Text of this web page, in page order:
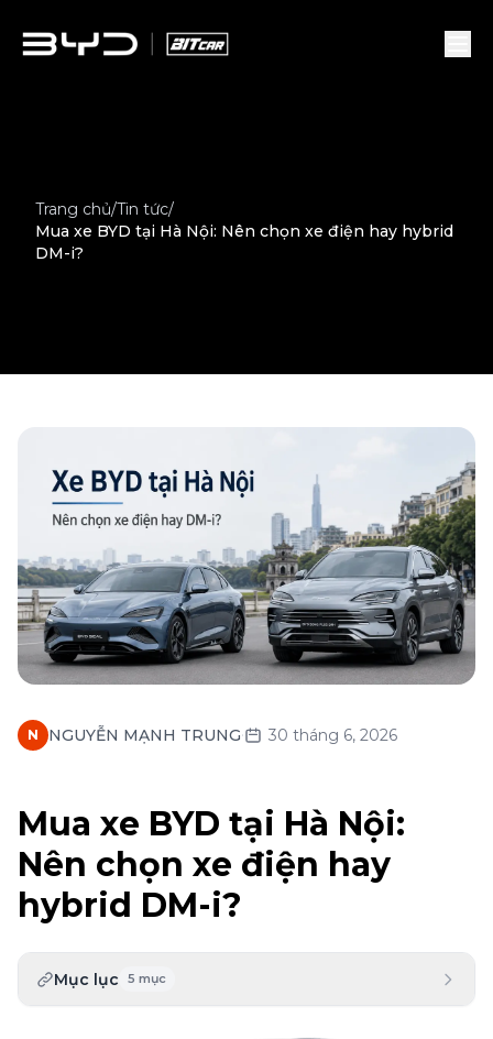
Trang chủ/Tin tức/
Mua xe BYD tại Hà Nội: Nên chọn xe điện hay hybrid
DM-i?
N NGUYỄN MẠNH TRUNG· 30 tháng 6, 2026
Mua xe BYD tại Hà Nội:
Nên chọn xe điện hay
hybrid DM-i?
Mục lục 5 mục